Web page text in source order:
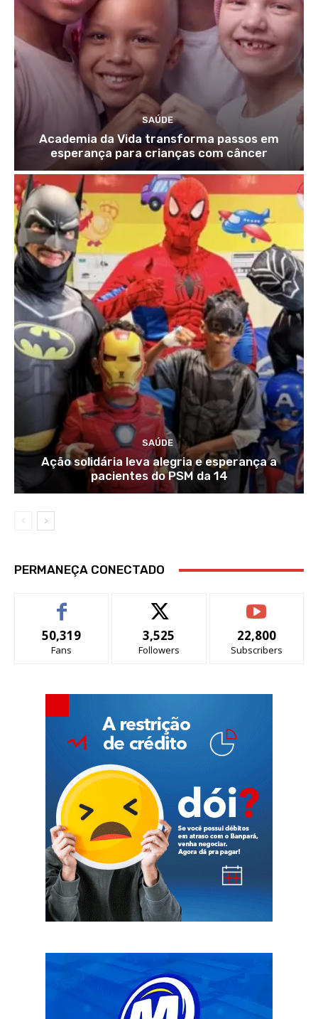
SAÚDE
Academia da Vida transforma passos em
esperança para crianças com câncer
SAÚDE
Ação solidária leva alegria e esperança a
pacientes do PSM da 14
PERMANEÇA CONECTADO
50,319
Fans
3,525
Followers
22,800
Subscribers